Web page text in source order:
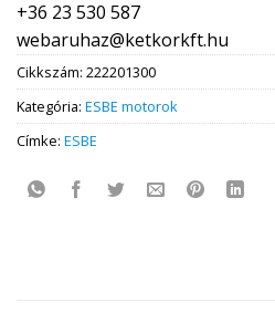
+36 23 530 587
webaruhaz@ketkorkft.hu
Cikkszám: 222201300
Kategória: ESBE motorok
Címke: ESBE